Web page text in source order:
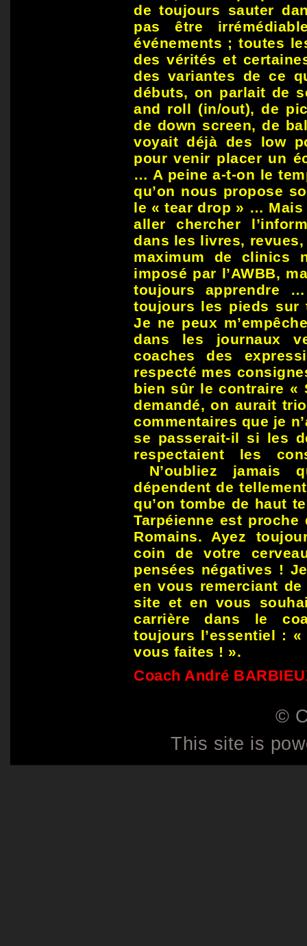
de toujours sauter
pas être
événements ; toutes
des vérités et
des variantes de ce
débuts, on parlait de
and roll (in/out), de
de down screen, de
voyait déjà des low
pour venir placer un
… A peine a-t-on le
qu’on nous propose
le « tear drop » …
aller chercher
dans les livres,
maximum de clinics
imposé par l’AWBB,
toujours apprendre
toujours les pieds sur
Je ne peux
dans les journaux
coaches des
respecté mes
bien sûr le contraire «
demandé, on aurait
commentaires que je
se passerait-il si les
respectaient les
N’oubliez jamais
dépendent de
qu’on tombe de haut
Tarpéienne est
Romains. Ayez
coin de votre
pensées négatives !
en vous remerciant
site et en vous
carrière dans le
toujours l’essentiel :
vous faites ! ».
Coach André
©
This site is